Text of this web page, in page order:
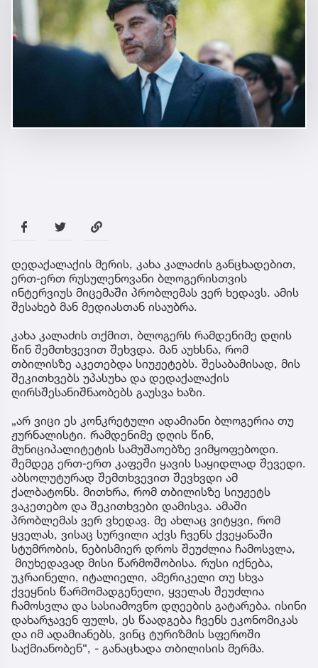
დედაქალაქის მერის, კახა კალაძის განცხადებით,
ერთ-ერთ რუსულენოვანი ბლოგერისთვის
ინტერვიუს მიცემაში პრობლემას ვერ ხედავს. ამის
შესახებ მან მედიასთან ისაუბრა.
კახა კალაძის თქმით, ბლოგერს რამდენიმე დღის
წინ შემთხვევით შეხვდა. მან აუხსნა, რომ
თბილისზე აკეთებდა სიუჟეტებს. შესაბამისად, მის
შეკითხვებს უპასუხა და დედაქალაქის
ღირსშესანიშნაობებს გაუსვა ხაზი.
„არ ვიცი ეს კონკრეტული ადამიანი ბლოგერია თუ
ჟურნალისტი. რამდენიმე დღის წინ,
მუნიციპალიტეტის სამუშაოებზე ვიმყოფებოდი.
შემდეგ ერთ-ერთ კაფეში ყავის საყიდლად შევედი.
აბსოლუტურად შემთხვევით შევხვდი ამ
ქალბატონს. მითხრა, რომ თბილისზე სიუჟეტს
ვაკეთებო და შეკითხვები დამისვა. ამაში
პრობლემას ვერ ვხედავ. მე ახლაც ვიტყვი, რომ
ყველას, ვისაც სურვილი აქვს ჩვენს ქვეყანაში
სტუმრობის, ნებისმიერ დროს შეუძლია ჩამოსვლა,
მიუხედავად მისი წარმოშობისა. რუსი იქნება,
უკრაინელი, იტალიელი, ამერიკელი თუ სხვა
ქვეყნის წარმომადგენელი, ყველას შეუძლია
ჩამოსვლა და სასიამოვნო დღეების გატარება. ისინი
დახარჯავენ ფულს, ეს წაადგება ჩვენს ეკონომიკას
და იმ ადამიანებს, ვინც ტურიზმის სფეროში
საქმიანობენ“, - განაცხადა თბილისის მერმა.